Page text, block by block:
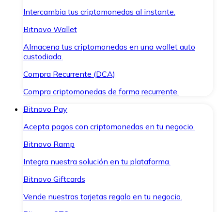
Intercambia tus criptomonedas al instante.
Bitnovo Wallet
Almacena tus criptomonedas en una wallet auto
custodiada.
Compra Recurrente (DCA)
Compra criptomonedas de forma recurrente.
Bitnovo Pay
Acepta pagos con criptomonedas en tu negocio.
Bitnovo Ramp
Integra nuestra solución en tu plataforma.
Bitnovo Giftcards
Vende nuestras tarjetas regalo en tu negocio.